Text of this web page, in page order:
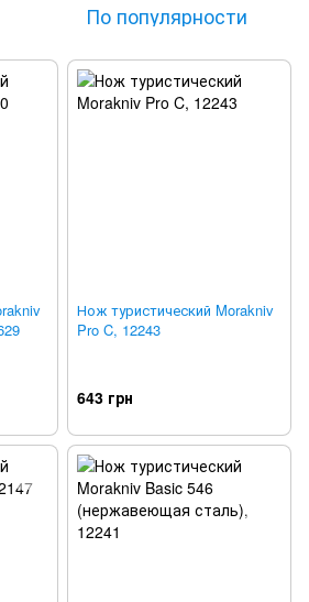
По популярности
Нож туристический Morakniv
Pro C, 12243
643 грн